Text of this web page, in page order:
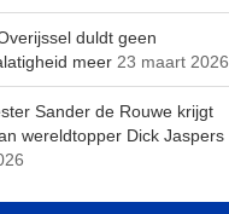
duldt geen
meer 23 maart 2026
Sander de Rouwe krijgt
wereldtopper Dick Jaspers